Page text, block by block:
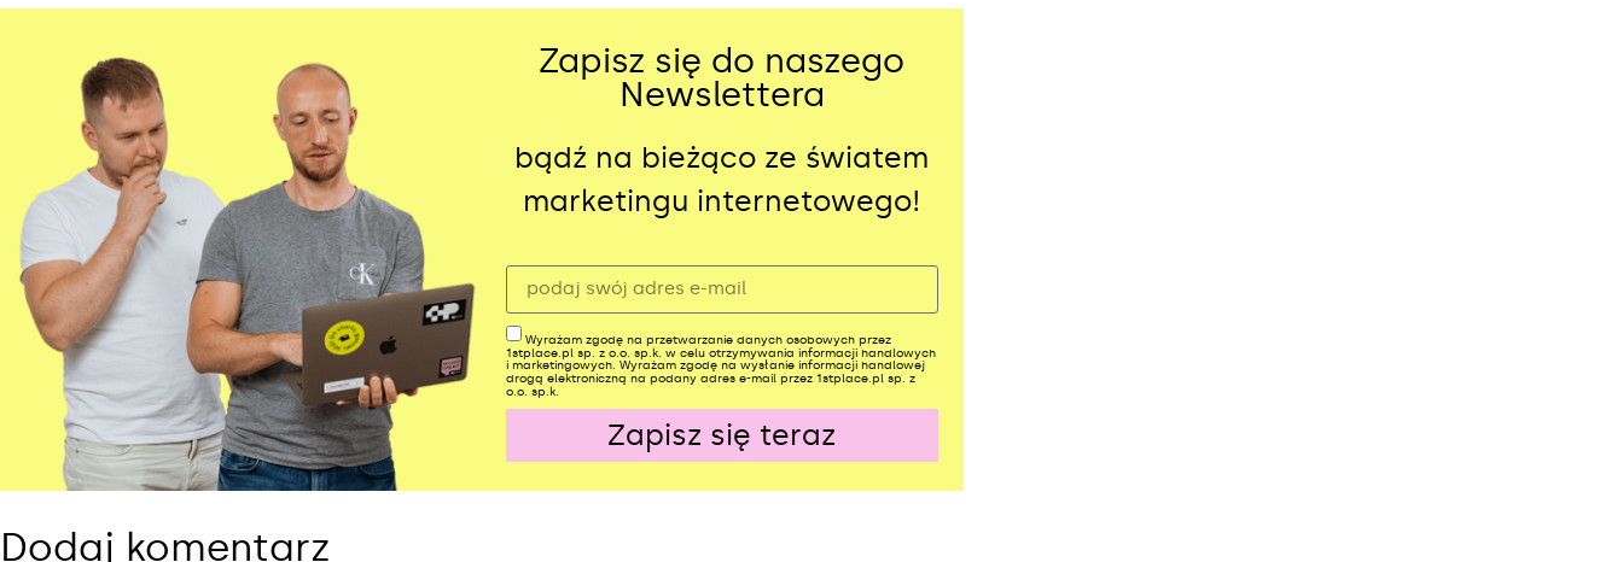
Zapisz się do naszego
Newslettera
bądź na bieżąco ze światem
marketingu internetowego!
Wyrażam zgodę na przetwarzanie danych osobowych przez
1stplace.pl sp. z o.o. sp.k. w celu otrzymywania informacji handlowych
i marketingowych. Wyrażam zgodę na wysłanie informacji handlowej
drogą elektroniczną na podany adres e-mail przez 1stplace.pl sp. z
o.o. sp.k.
Zapisz się teraz
Dodaj komentarz